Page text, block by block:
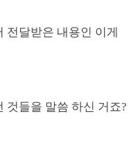
전달받은 내용인 이게
것들을 말씀 하신 거죠?